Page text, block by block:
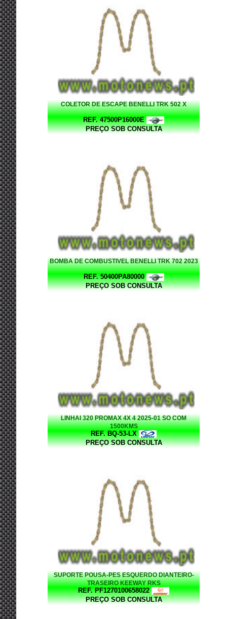
COLETOR DE ESCAPE BENELLI TRK 502 X
REF. 47500P16000E
PREÇO SOB CONSULTA
BOMBA DE COMBUSTIVEL BENELLI TRK 702 2023
REF. 50400PA80000
PREÇO SOB CONSULTA
LINHAI 320 PROMAX 4X 4 2025-01 SO COM
1500KMS
REF. BQ-53-LX
PREÇO SOB CONSULTA
SUPORTE POUSA-PES ESQUERDO DIANTEIRO-
TRASEIRO KEEWAY RKS
REF. PF1270100658022
PREÇO SOB CONSULTA